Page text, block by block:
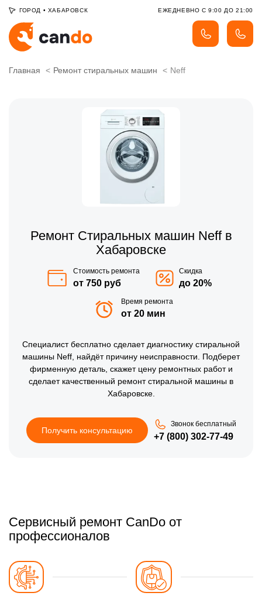
ГОРОД • ХАБАРОВСК ЕЖЕДНЕВНО С 9:00 ДО 21:00
Главная Ремонт стиральных машин Neff
Ремонт Стиральных машин Neff в
Хабаровске
Стоимость ремонта
от 750 руб
Скидка
до 20%
Время ремонта
от 20 мин
Специалист бесплатно сделает диагностику стиральной
машины Neff, найдёт причину неисправности. Подберет
фирменную деталь, скажет цену ремонтных работ и
сделает качественный ремонт стиральной машины в
Хабаровске.
Получить консультацию
Звонок бесплатный
+7 (800) 302-77-49
Сервисный ремонт CanDo от
профессионалов